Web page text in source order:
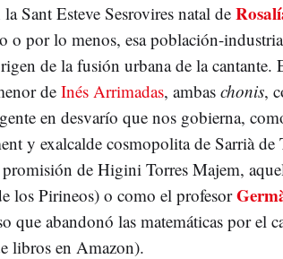
Sant Esteve Sesrovires natal de
o por lo menos, esa población-
de la fusión urbana de la cantante.
deInés Arrimadas, ambas chonis,
en desvarío que nos gobierna,
y exalcalde cosmopolita de Sarrià de
de Higini Torres Majem,
los Pirineos) o como el profesor
que abandonó las matemáticas por el
libros en Amazon).